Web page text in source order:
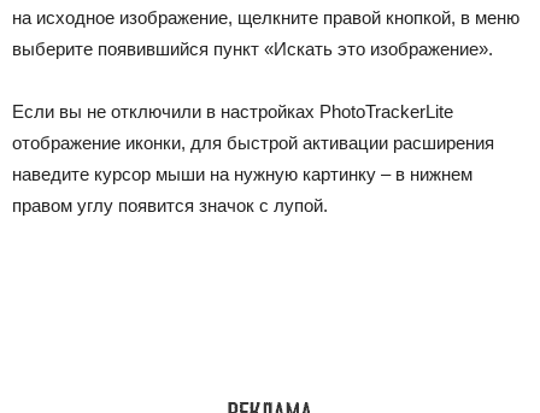
на исходное изображение, щелкните правой кнопкой, в меню
выберите появившийся пункт «Искать это изображение».
Если вы не отключили в настройках PhotoTrackerLite
отображение иконки, для быстрой активации расширения
наведите курсор мыши на нужную картинку – в нижнем
правом углу появится значок с лупой.